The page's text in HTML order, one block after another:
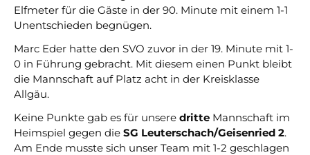
Elfmeter für die Gäste in der 90. Minute mit einem 1-1
Unentschieden begnügen.
Marc Eder hatte den SVO zuvor in der 19. Minute mit 1-
0 in Führung gebracht. Mit diesem einen Punkt bleibt
die Mannschaft auf Platz acht in der Kreisklasse
Allgäu.
Keine Punkte gab es für unsere dritte Mannschaft im
Heimspiel gegen die SG Leuterschach/Geisenried 2.
Am Ende musste sich unser Team mit 1-2 geschlagen